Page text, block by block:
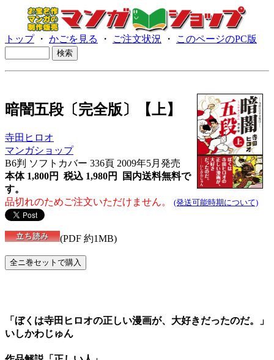
トップ・ かごを見る ・ ご注文状況 ・ このページのPC版
暗闇五段〔完全版〕【上】
寺田ヒロオ
マンガショップ
B6判 ソフトカバー 336頁 2009年5月発売
本体 1,800円 税込 1,980円
国内送料無料で
す。
品切れのためご注文いただけません。
(発送可能時期について)
(PDF 約1MB)
「ぼくは寺田ヒロオの正しい漫画が、大好きだったのだ。」
いしかわじゅん